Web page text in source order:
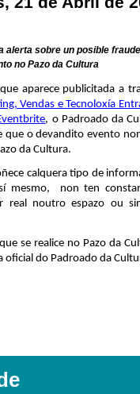
alerta sobre un posible
no Pazo da Cultura
aparece publicitada a
Vendas e Tecnoloxía
, o Padroado da
que o devandito evento
da Cultura.
calquera tipo de
mesmo, non ten
real noutro espazo ou
se realice no Pazo da
oficial do Padroado da